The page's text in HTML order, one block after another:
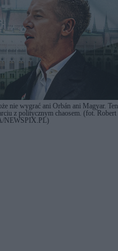
nie wygrać ani Orbán ani Magyar. Ten
z politycznym chaosem. (fot. Robert
NEWSPIX.PL)